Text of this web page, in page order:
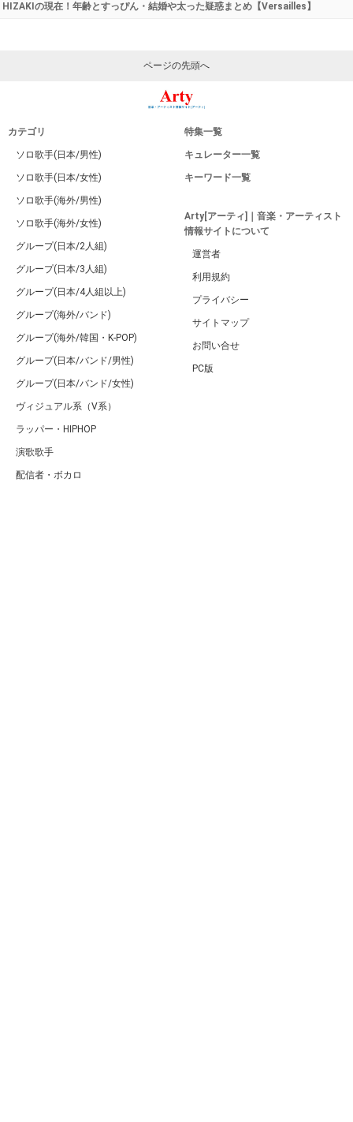
HIZAKIの現在！年齢とすっぴん・結婚や太った疑惑まとめ【Versailles】
ページの先頭へ
カテゴリ
ソロ歌手(日本/男性)
ソロ歌手(日本/女性)
ソロ歌手(海外/男性)
ソロ歌手(海外/女性)
グループ(日本/2人組)
グループ(日本/3人組)
グループ(日本/4人組以上)
グループ(海外/バンド)
グループ(海外/韓国・K-POP)
グループ(日本/バンド/男性)
グループ(日本/バンド/女性)
ヴィジュアル系（V系）
ラッパー・HIPHOP
演歌歌手
配信者・ボカロ
特集一覧
キュレーター一覧
キーワード一覧
Arty[アーティ]｜音楽・アーティスト
情報サイトについて
運営者
利用規約
プライバシー
サイトマップ
お問い合せ
PC版